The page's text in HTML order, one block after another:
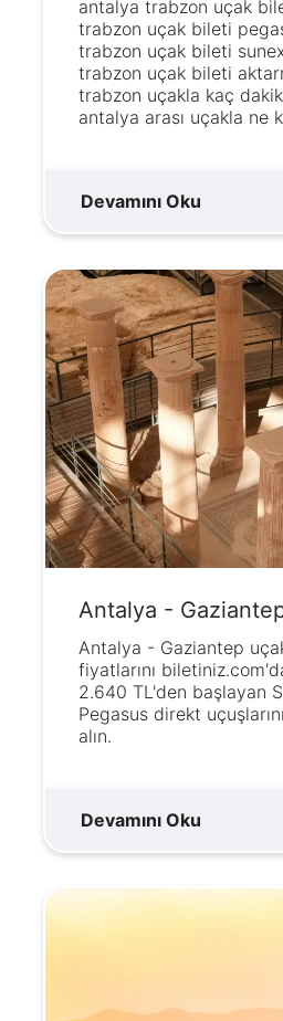
antalya trabzon uçak
trabzon uçak bileti
trabzon uçak bileti
trabzon uçak bileti
trabzon uçakla kaç
antalya arası uçakla ne
Devamını Oku
Antalya -
Antalya - Gaziantep
fiyatlarını
2.640 TL'den başlayan
Pegasus direkt
alın.
Devamını Oku